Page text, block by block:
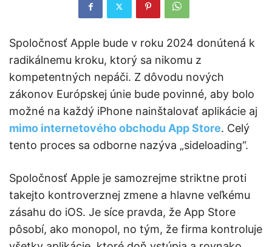
Spoločnosť Apple bude v roku 2024 donútená k
radikálnemu kroku, ktorý sa nikomu z
kompetentných nepáči. Z dôvodu nových
zákonov Európskej únie bude povinné, aby bolo
možné na každý iPhone nainštalovať aplikácie aj
mimo internetového obchodu App Store. Celý
tento proces sa odborne nazýva „sideloading“.
Spoločnosť Apple je samozrejme striktne proti
takejto kontroverznej zmene a hlavne veľkému
zásahu do iOS. Je síce pravda, že App Store
pôsobí, ako monopol, no tým, že firma kontroluje